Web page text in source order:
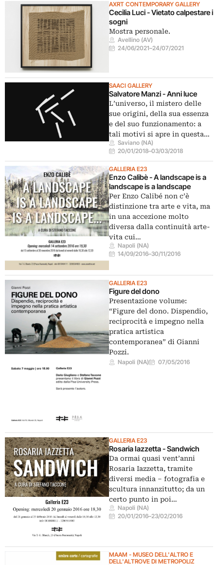
AXRT CONTEMPORARY GALLERY
Cecilia Luci - Vietato calpestare i
sogni
Mostra personale.
Avellino (AV)
24/06/2021–24/07/2021
SAACI GALLERY
Salvatore Manzi - Anni luce
L’universo, il mistero delle
sue origini, della sua essenza
e del suo funzionamento: a
tali motivi si apre in questa…
Saviano (NA)
20/01/2018–03/03/2018
GALLERIA E23
Enzo Calibè - A landscape is a
landscape is a landscape
Per Enzo Calibé non c’è
distinzione tra arte e vita, ma
in una accezione molto
diversa dalla continuità arte-
vita cui…
Napoli (NA)
14/09/2016–30/11/2016
GALLERIA E23
Figure del dono
Presentazione volume:
“Figure del dono. Dispendio,
reciprocità e impegno nella
pratica artistica
contemporanea” di Gianni
Pozzi.
Napoli (NA) 07/05/2016
GALLERIA E23
Rosaria Iazzetta - Sandwich
Da ormai quasi vent’anni
Rosaria Iazzetta, tramite
diversi media – fotografia e
scultura innanzitutto; da un
certo punto in poi…
Napoli (NA)
20/01/2016–23/02/2016
MAAM - MUSEO DELL'ALTRO E
DELL'ALTROVE DI METROPOLIZ